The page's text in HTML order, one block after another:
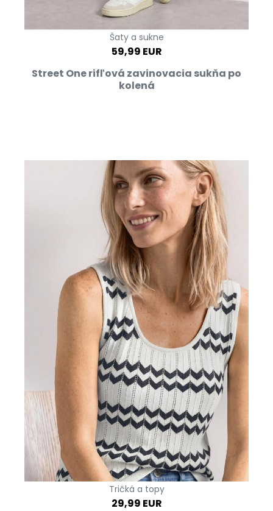
Šaty a sukne
59,99 EUR
Street One rifľová zavinovacia sukňa po
kolená
Tričká a topy
29,99 EUR